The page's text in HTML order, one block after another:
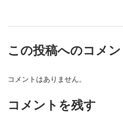
この投稿へのコメン
コメントはありません。
コメントを残す